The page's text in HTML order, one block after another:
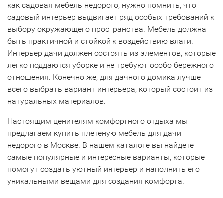
как садовая мебель недорого, нужно помнить, что
садовый интерьер выдвигает ряд особых требований к
выбору окружающего пространства. Мебель должна
быть практичной и стойкой к воздействию влаги.
Интерьер дачи должен состоять из элементов, которые
легко поддаются уборке и не требуют особо бережного
отношения. Конечно же, для дачного домика лучше
всего выбрать вариант интерьера, который состоит из
натуральных материалов.
Настоящим ценителям комфортного отдыха мы
предлагаем купить плетеную мебель для дачи
недорого в Москве. В нашем каталоге вы найдете
самые популярные и интересные варианты, которые
помогут создать уютный интерьер и наполнить его
уникальными вещами для создания комфорта.